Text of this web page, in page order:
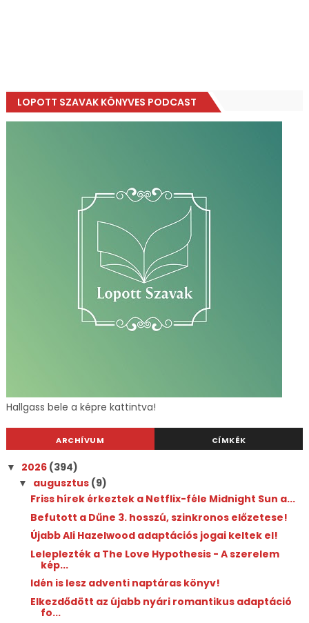
LOPOTT SZAVAK KÖNYVES PODCAST
Hallgass bele a képre kattintva!
ARCHÍVUM CÍMKÉK
▼ 2026 (394)
▼ augusztus (9)
Friss hírek érkeztek a Netflix-féle Midnight Sun a...
Befutott a Dűne 3. hosszú, szinkronos előzetese!
Újabb Ali Hazelwood adaptációs jogai keltek el!
Leleplezték a The Love Hypothesis - A szerelem
kép...
Idén is lesz adventi naptáras könyv!
Elkezdődött az újabb nyári romantikus adaptáció
fo...